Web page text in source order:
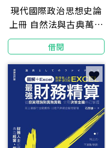
現代國際政治思想史論
上冊 自然法與古典萬民
法的形成 十六—十八世
紀
借閱